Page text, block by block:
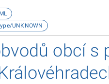
UNKNOWN
obcí s